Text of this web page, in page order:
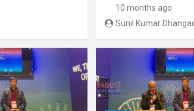
10 months ago
Sunil Kumar